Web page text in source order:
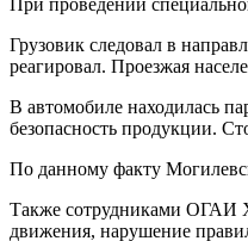
Грузовик следовал в
реагировал. Проезжая
В автомобиле находилась
безопасность продукции.
По данному факту
Также сотрудниками ОГАИ
движения, нарушение